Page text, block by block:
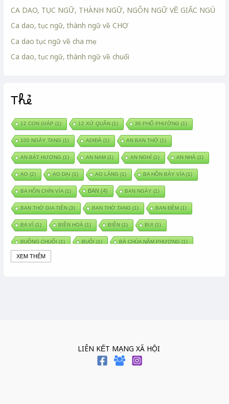
CA DAO, TỤC NGỮ, THÀNH NGỮ, NGÔN NGỮ VỀ GIẤC NGỦ
Ca dao, tục ngữ, thành ngữ về CHỢ
Ca dao tục ngữ về cha mẹ
Ca dao, tục ngữ, thành ngữ về chuối
Thẻ
12 CON GIÁP (1) 12 XỨ QUÂN (1) 36 PHỐ PHƯỜNG (1)
100 NGÀY TANG (1) ADIĐÀ (1) AN BAN THỜ(1)
AN BÁT HƯƠNG (1) AN NAM(1) AN NGHỈ (1) AN NHÀ (1)
AO (2) AO DẠI (1) AO LÀNG (1) BA HỒN BẢY VÍA(1)
BA HỒN CHÍN VÍA(1) BAN (4) BAN NGÀY (1)
BAN THỜ GIA TIÊN (3) BAN THỜ TANG (1) BAN ĐÊM(1)
BA VÌ (1) BIÊN HOÀ (1) BIỂN (1) BUI (1)
BUỒNG CHUỐI (1) BUỔI (1) BÀ CHÚA NĂM PHƯƠNG (1)
BÀ CHÚA THÀNH ĐÔNG
BÁNH TRÁNG (1) BÁNH TRÔI BÁNH CHAY
XEM THÊM
LIÊN KẾT MẠNG XÃ HỘI